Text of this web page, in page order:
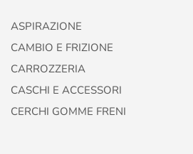
ASPIRAZIONE
CAMBIO E FRIZIONE
CARROZZERIA
CASCHI E ACCESSORI
CERCHI GOMME FRENI